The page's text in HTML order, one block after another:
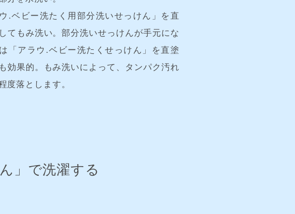
ウ.ベビー洗たく用部分洗いせっけん」を直
てもみ洗い。部分洗いせっけんが手元にな
「アラウ.ベビー洗たくせっけん」を直塗
効果的。もみ洗いによって、タンパク汚れ
度落とします。
」で洗濯する